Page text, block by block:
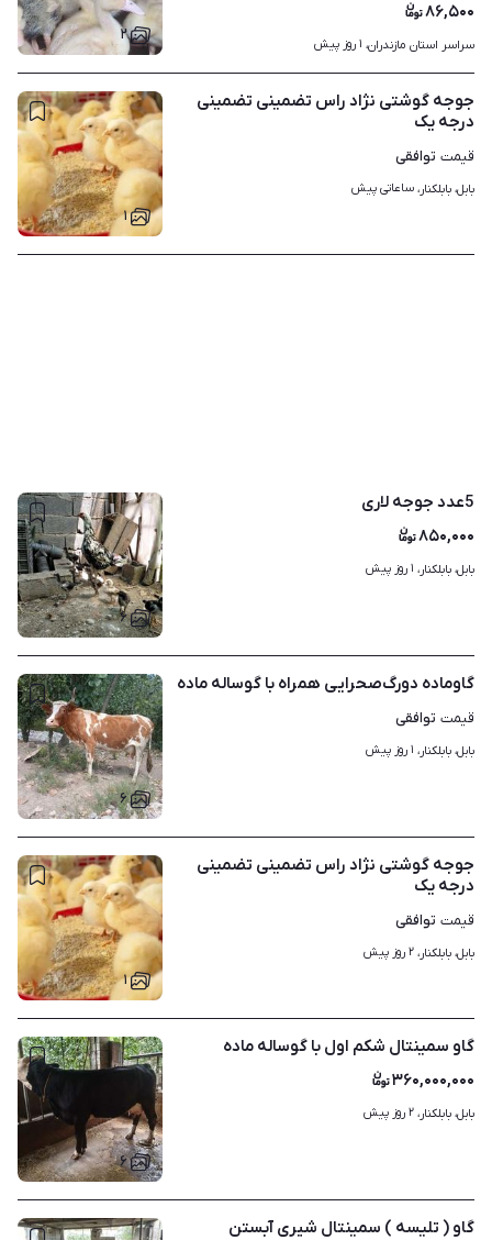
۲
۸۶,۵۰۰
سراسر استان مازندران، ۱ روز پیش
۱
جوجه گوشتی نژاد راس تضمینی تضمینی
درجه یک
قیمت توافقی
بابل، بابلکنار، ساعاتی پیش
۶
5عدد جوجه لاری
۸۵۰,۰۰۰
بابل، بابلکنار، ۱ روز پیش
۶
گاو‌ماده‌ دورگ‌صحرایی همراه با گوساله ماده
قیمت توافقی
بابل، بابلکنار، ۱ روز پیش
۱
جوجه گوشتی نژاد راس تضمینی تضمینی
درجه یک
قیمت توافقی
بابل، بابلکنار، ۲ روز پیش
۶
گاو سمینتال شکم اول با گوساله ماده
۳۶۰,۰۰۰,۰۰۰
بابل، بابلکنار، ۲ روز پیش
گاو ( تلیسه ) سمینتال شیری آبستن